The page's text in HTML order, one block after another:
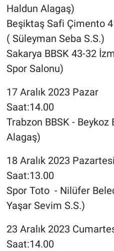
Haldun Alagaş)
Beşiktaş Safi Çimento
( Süleyman Seba S.S.)
Sakarya BBSK 43-32
Spor Salonu)
17 Aralık 2023 Pazar
Saat:14.00
Trabzon BBSK -
Alagaş)
18 Aralık 2023 Pazartesi
Saat:13.00
Spor Toto - Nilüfer
Yaşar Sevim S.S.)
23 Aralık 2023
Saat:14.00